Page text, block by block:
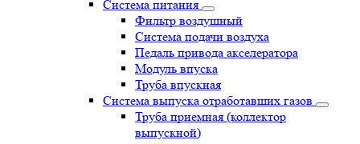
Система питания
Фильтр воздушный
Система подачи воздуха
Педаль привода акселератора
Модуль впуска
Труба впускная
Система выпуска отработавших газов
Труба приемная (коллектор
выпускной)